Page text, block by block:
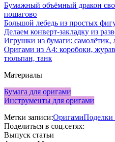
Бумажный объёмный дракон
пошагово
Большой лебедь из простых
Делаем конверт-закладку из
Игрушки из бумаги: самолётик,
Оригами из А4: коробоки,
тюльпан, танк
Материалы
Бумага для оригами
Инструменты для оригами
Метки записи:ОригамиПоделки
Поделиться в соц.сетях:
Выпуск статьи